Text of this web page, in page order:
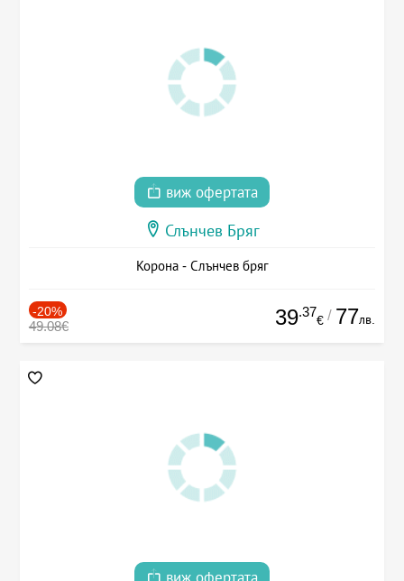
виж офертата
Слънчев Бряг
Корона - Слънчев бряг
-20%
49.08€ 39.37
€ / 77лв.
виж офертата